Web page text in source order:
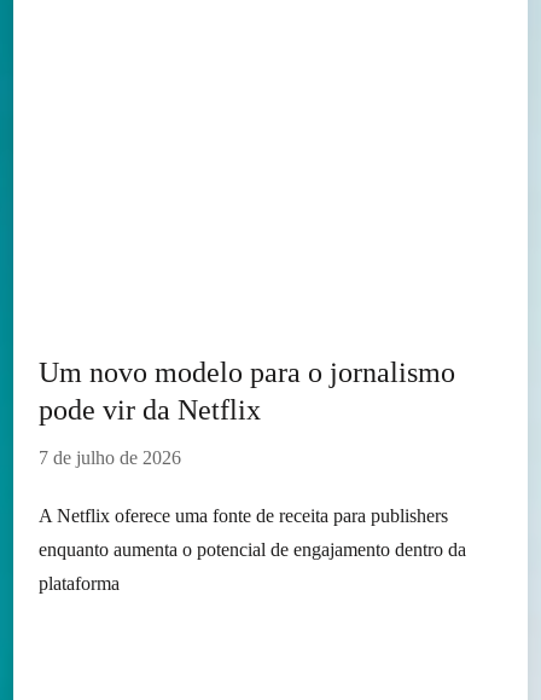
Um novo modelo para o jornalismo
pode vir da Netflix
7 de julho de 2026
A Netflix oferece uma fonte de receita para publishers
enquanto aumenta o potencial de engajamento dentro da
plataforma